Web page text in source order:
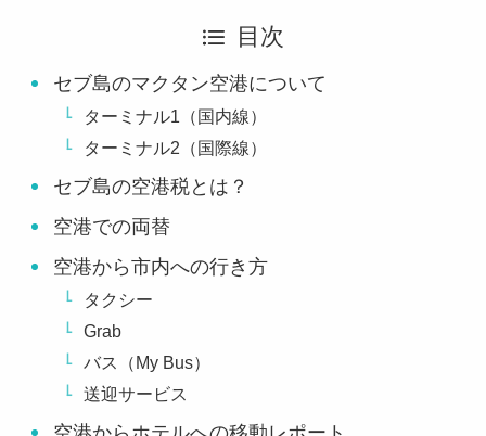
目次
セブ島のマクタン空港について
ターミナル1（国内線）
ターミナル2（国際線）
セブ島の空港税とは？
空港での両替
空港から市内への行き方
タクシー
Grab
バス（My Bus）
送迎サービス